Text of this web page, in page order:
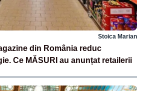
Stoica Marian
din România reduc
Ce MĂSURI au anunțat retailerii